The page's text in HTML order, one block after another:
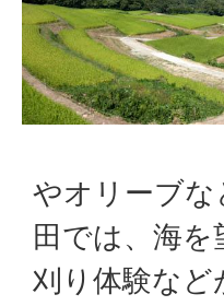
やオリーブな
田では、海
刈り体験な